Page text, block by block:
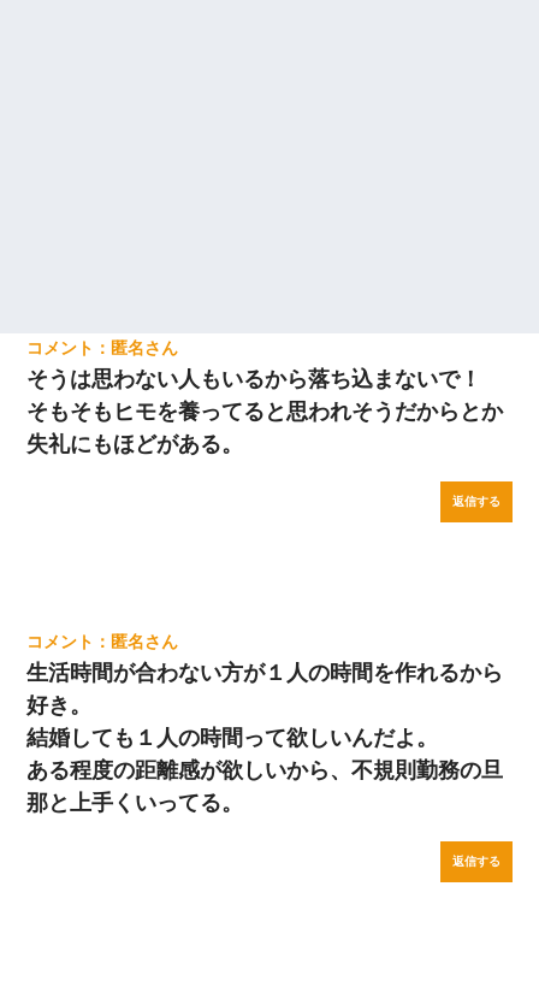
匿名
そうは思わない人もいるから落ち込まないで！
そもそもヒモを養ってると思われそうだからとか
失礼にもほどがある。
返信する
匿名
生活時間が合わない方が１人の時間を作れるから
好き。
結婚しても１人の時間って欲しいんだよ。
ある程度の距離感が欲しいから、不規則勤務の旦
那と上手くいってる。
返信する